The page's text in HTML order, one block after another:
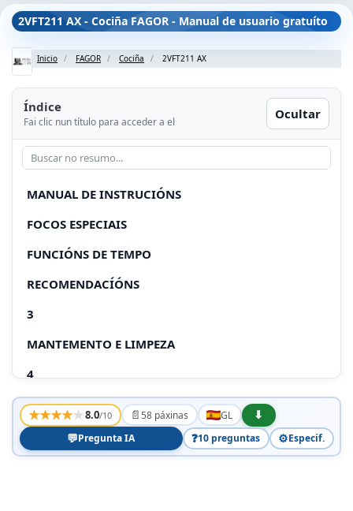
2VFT211 AX - Cociña FAGOR - Manual de usuario gratuíto
Inicio FAGOR Cociña 2VFT211 AX
Índice
Fai clic nun título para acceder a el
Ocultar
MANUAL DE INSTRUCIÓNS
FOCOS ESPECIAIS
FUNCIÓNS DE TEMPO
RECOMENDACÍÓNS
3
MANTEMENTO E LIMPEZA
4
SEGURIDADE
★★★★★8.0/10 📄58 páxinas GL
⬇
💬Pregunta IA ❓10 preguntas ⚙️Especif.